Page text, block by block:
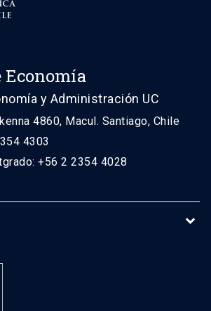
y Administración UC
4860, Macul. Santiago, Chile
4303
+56 2 2354 4028